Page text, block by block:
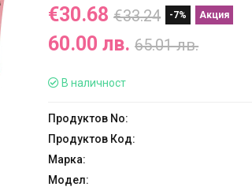
€30.68 €33.24 -7% Акция
60.00 лв. 65.01 лв.
В наличност
Продуктов No:
Продуктов Код:
Марка:
Модел: